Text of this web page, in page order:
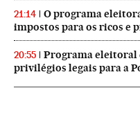
21:14
O programa
impostos para os ricos e
20:55
Programa eleitoral
privilégios legais para a